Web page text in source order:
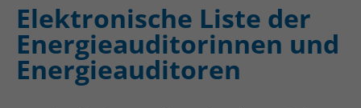
Elektronische Liste der
Energieauditorinnen und
Energieauditoren